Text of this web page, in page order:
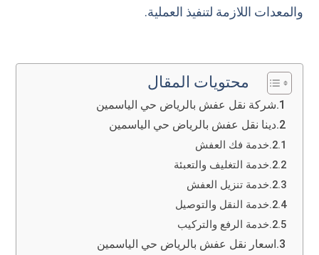
والمعدات اللازمة لتنفيذ العملية.
محتويات المقال
شركة نقل عفش بالرياض حي الياسمين
دينا نقل عفش بالرياض حي الياسمين
خدمة فك العفش
خدمة التغليف والتعبئة
خدمة تنزيل العفش
خدمة النقل والتوصيل
خدمة الرفع والتركيب
اسعار نقل عفش بالرياض حي الياسمين